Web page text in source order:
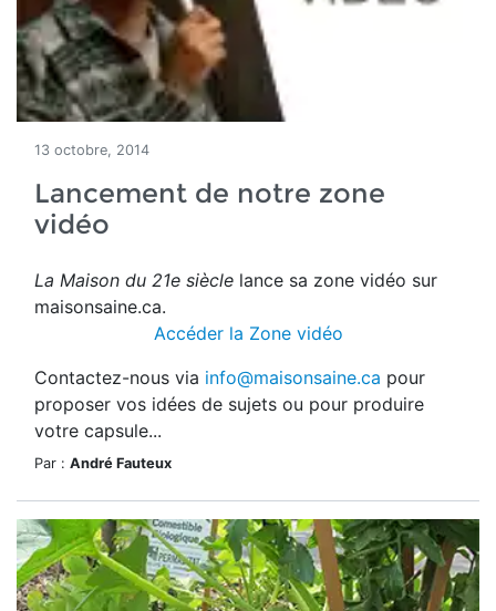
13 octobre, 2014
Lancement de notre zone
vidéo
La Maison du 21e siècle lance sa zone vidéo sur
maisonsaine.ca.
Accéder la Zone vidéo
Contactez-nous via info@maisonsaine.ca pour
proposer vos idées de sujets ou pour produire
votre capsule...
Par : André Fauteux